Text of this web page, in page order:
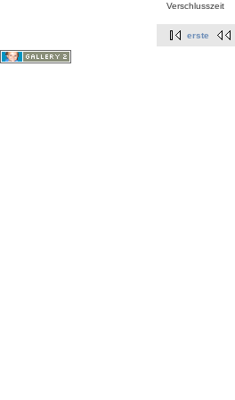
Verschlusszeit
erste